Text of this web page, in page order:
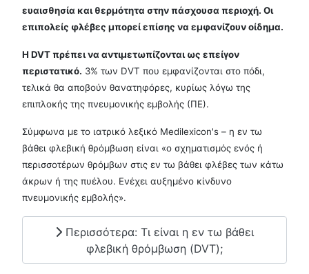
ευαισθησία και θερμότητα στην πάσχουσα περιοχή. Οι
επιπολείς φλέβες μπορεί επίσης να εμφανίζουν οίδημα.
Η DVT πρέπει να αντιμετωπίζονται ως επείγον
περιστατικό. 3% των DVT που εμφανίζονται στο πόδι,
τελικά θα αποβούν θανατηφόρες, κυρίως λόγω της
επιπλοκής της πνευμονικής εμβολής (ΠΕ).
Σύμφωνα με το ιατρικό λεξικό Medilexicon's – η εν τω
βάθει φλεβική θρόμβωση είναι «ο σχηματισμός ενός ή
περισσοτέρων θρόμβων στις εν τω βάθει φλέβες των κάτω
άκρων ή της πυέλου. Ενέχει αυξημένο κίνδυνο
πνευμονικής εμβολής».
Περισσότερα: Τι είναι η εν τω βάθει
φλεβική θρόμβωση (DVT);